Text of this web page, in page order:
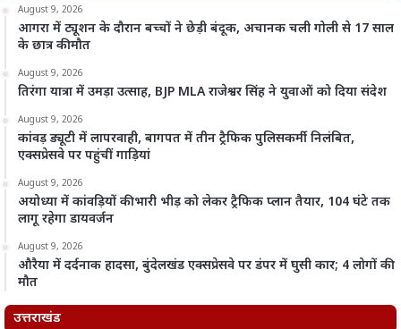
August 9, 2026
आगरा में ट्यूशन के दौरान बच्चों ने छेड़ी बंदूक, अचानक चली गोली से 17 साल
के छात्र की मौत
August 9, 2026
तिरंगा यात्रा में उमड़ा उत्साह, BJP MLA राजेश्वर सिंह ने युवाओं को दिया संदेश
August 9, 2026
कांवड़ ड्यूटी में लापरवाही, बागपत में तीन ट्रैफिक पुलिसकर्मी निलंबित,
एक्सप्रेसवे पर पहुंचीं गाड़ियां
August 9, 2026
अयोध्या में कांवड़ियों की भारी भीड़ को लेकर ट्रैफिक प्लान तैयार, 104 घंटे तक
लागू रहेगा डायवर्जन
August 9, 2026
औरैया में दर्दनाक हादसा, बुंदेलखंड एक्सप्रेसवे पर डंपर में घुसी कार; 4 लोगों की
मौत
उत्तराखंड